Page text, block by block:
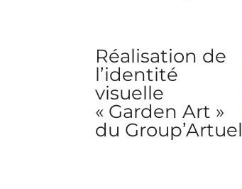
Réalisation de
l’identité
visuelle
« Garden Art »
du Group’Artuel